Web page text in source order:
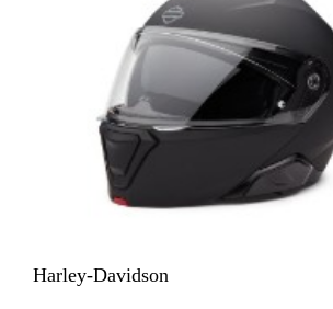
Harley-Davidson